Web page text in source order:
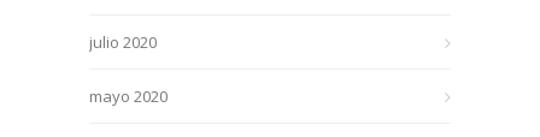
julio 2020
mayo 2020